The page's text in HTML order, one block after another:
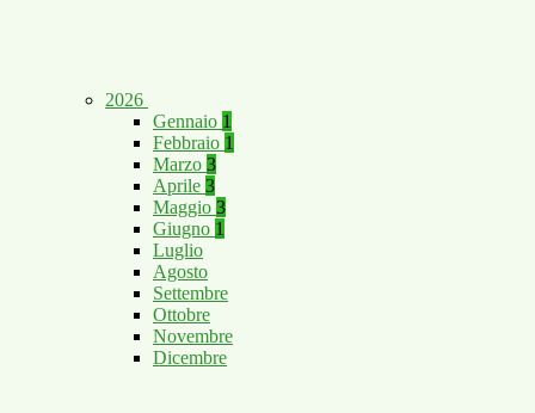
2026
Gennaio 1
Febbraio 1
Marzo 3
Aprile 3
Maggio 3
Giugno 1
Luglio
Agosto
Settembre
Ottobre
Novembre
Dicembre